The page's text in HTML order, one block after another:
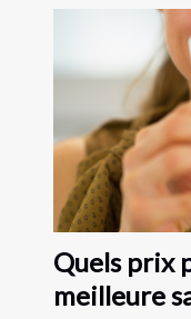
Quels prix
meilleure